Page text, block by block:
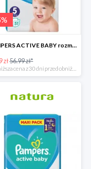
%
PAMPERS ACTIVE BABY rozmiar 5, 51 pieluszek, 11-16 kg
zł56.99 zł*